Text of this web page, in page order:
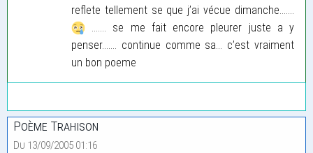
reflete tellement se que j’ai vécue dimanche.......
....... se me fait encore pleurer juste a y
penser....... continue comme sa... c’est vraiment
un bon poeme
Poème Trahison
Du 13/09/2005 01:16